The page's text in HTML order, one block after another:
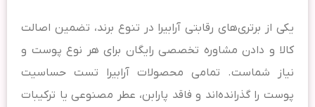
یکی از برتری‌های رقابتی آرابیرا در تنوع برند، تضمین اصالت
کالا و دادن مشاوره تخصصی رایگان برای هر نوع پوست و
نیاز شماست. تمامی محصولات آرابیرا تست حساسیت
پوست را گذرانده‌اند و فاقد پارابن، عطر مصنوعی یا ترکیبات